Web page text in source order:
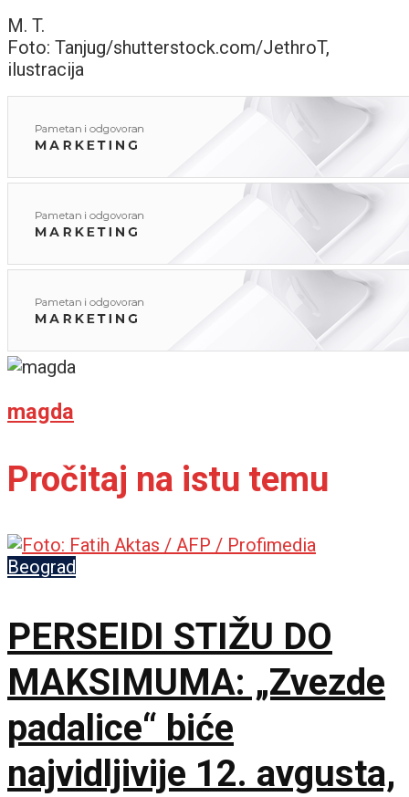
M. T.
Foto: Tanjug/shutterstock.com/JethroT,
ilustracija
magda
Pročitaj na istu temu
Beograd
PERSEIDI STIŽU DO
MAKSIMUMA: „Zvezde
padalice“ biće
najvidljivije 12. avgusta,